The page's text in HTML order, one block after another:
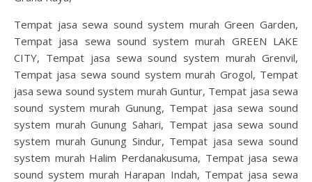
Tempat jasa sewa sound system murah Green Garden,
Tempat jasa sewa sound system murah GREEN LAKE
CITY, Tempat jasa sewa sound system murah Grenvil,
Tempat jasa sewa sound system murah Grogol, Tempat
jasa sewa sound system murah Guntur, Tempat jasa sewa
sound system murah Gunung, Tempat jasa sewa sound
system murah Gunung Sahari, Tempat jasa sewa sound
system murah Gunung Sindur, Tempat jasa sewa sound
system murah Halim Perdanakusuma, Tempat jasa sewa
sound system murah Harapan Indah, Tempat jasa sewa